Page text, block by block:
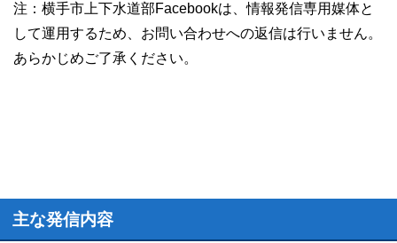
注：横手市上下水道部Facebookは、情報発信専用媒体と
して運用するため、お問い合わせへの返信は行いません。
あらかじめご了承ください。
主な発信内容